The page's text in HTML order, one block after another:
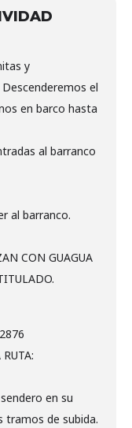
y
el
en barco hasta
al barranco
al barranco.
CON GUAGUA
en su
tramos de subida.